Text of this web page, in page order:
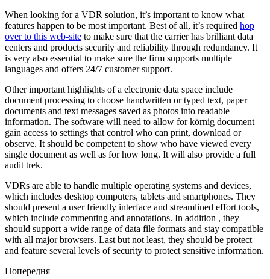
When looking for a VDR solution, it’s important to know what
features happen to be most important. Best of all, it’s required hop
over to this web-site to make sure that the carrier has brilliant data
centers and products security and reliability through redundancy. It
is very also essential to make sure the firm supports multiple
languages and offers 24/7 customer support.
Other important highlights of a electronic data space include
document processing to choose handwritten or typed text, paper
documents and text messages saved as photos into readable
information. The software will need to allow for körnig document
gain access to settings that control who can print, download or
observe. It should be competent to show who have viewed every
single document as well as for how long. It will also provide a full
audit trek.
VDRs are able to handle multiple operating systems and devices,
which includes desktop computers, tablets and smartphones. They
should present a user friendly interface and streamlined effort tools,
which include commenting and annotations. In addition , they
should support a wide range of data file formats and stay compatible
with all major browsers. Last but not least, they should be protect
and feature several levels of security to protect sensitive information.
Попередня